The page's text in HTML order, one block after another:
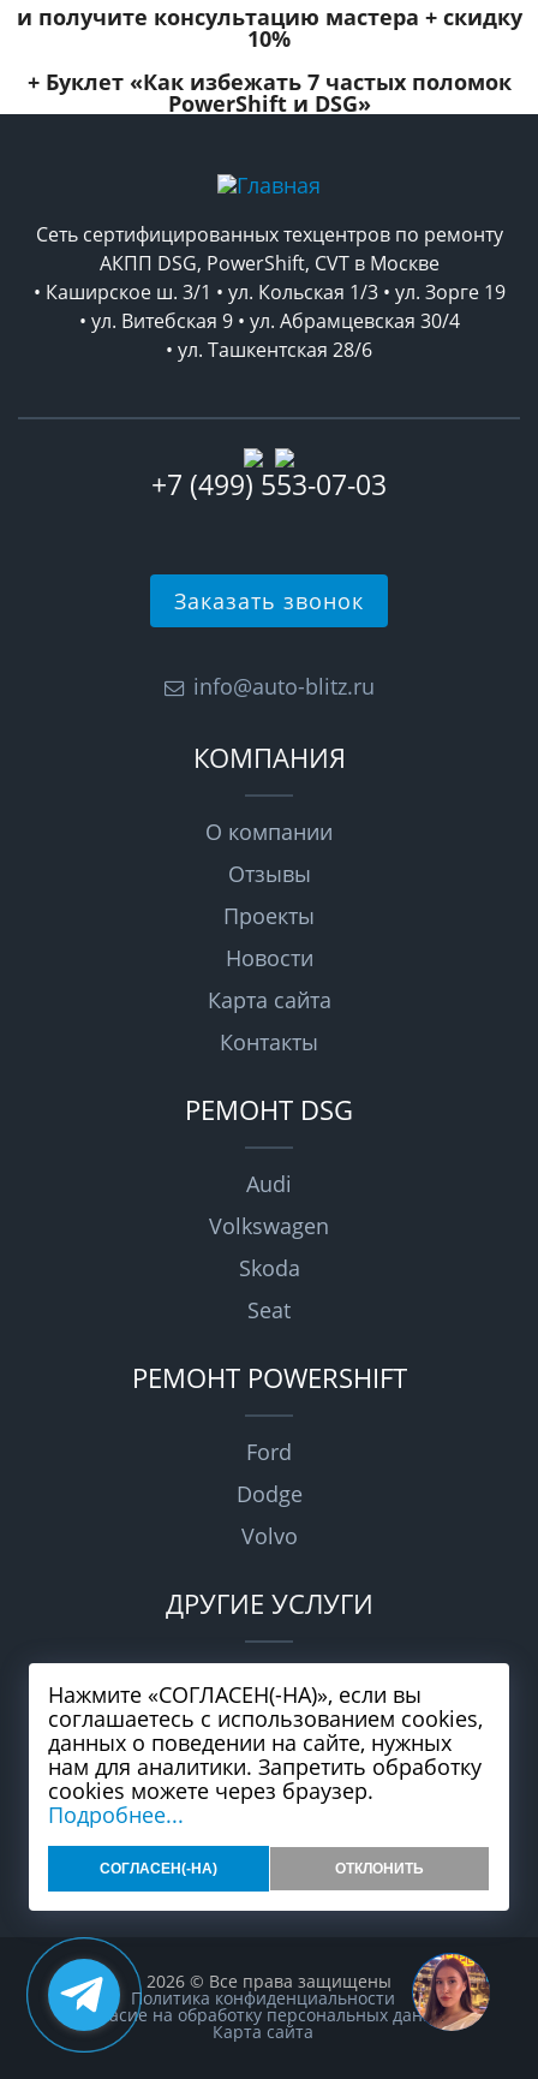
и получите консультацию мастера + скидку
10%
+ Буклет «Как избежать 7 частых поломок
PowerShift и DSG»
Сеть сертифицированных техцентров по ремонту
АКПП DSG, PowerShift, CVT в Москве
• Каширское ш. 3/1 • ул. Кольская 1/3 • ул. Зорге 19
• ул. Витебская 9 • ул. Абрамцевская 30/4
• ул. Ташкентская 28/6
+7 (499) 553-07-03
Заказать звонок
info@auto-blitz.ru
КОМПАНИЯ
О компании
Отзывы
Проекты
Новости
Карта сайта
Контакты
РЕМОНТ DSG
Audi
Volkswagen
Skoda
Seat
РЕМОНТ POWERSHIFT
Ford
Dodge
Volvo
ДРУГИЕ УСЛУГИ
Рассрочка
Замена масла
Продажа АКПП
Диагностика АКПП
2026 © Все права защищены
Политика конфиденциальности
Согласие на обработку персональных данных
Карта сайта
Нажмите «СОГЛАСЕН(-НА)», если вы
соглашаетесь с использованием cookies,
данных о поведении на сайте, нужных
нам для аналитики. Запретить обработку
cookies можете через браузер.
Подробнее...
СОГЛАСЕН(-НА) ОТКЛОНИТЬ